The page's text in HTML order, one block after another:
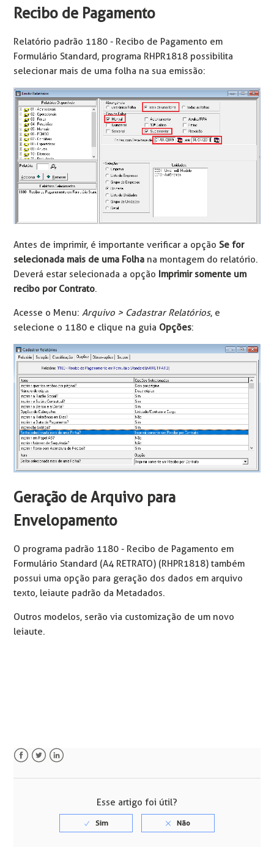
Recibo de Pagamento
Relatório padrão 1180 - Recibo de Pagamento em
Formulário Standard, programa RHPR1818 possibilita
selecionar mais de uma folha na sua emissão:
Antes de imprimir, é importante verificar a opçãoSe for
selecionada mais de uma Folha na montagem do relatório.
Deverá estar selecionada a opção Imprimir somente um
recibo por Contrato.
Acesse o Menu:Arquivo > Cadastrar Relatórios, e
selecione o 1180 e clique na guia Opções:
Geração de Arquivo para
Envelopamento
O programa padrão 1180 - Recibo de Pagamento em
Formulário Standard (A4 RETRATO) (RHPR1818) também
possui uma opção para geração dos dados em arquivo
texto, leiaute padrão da Metadados.
Outros modelos, serão via customização de um novo
leiaute.
Esse artigo foi útil?